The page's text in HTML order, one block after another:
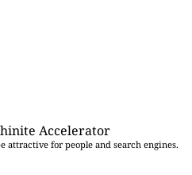
Accelerator
attractive for people and search engines.